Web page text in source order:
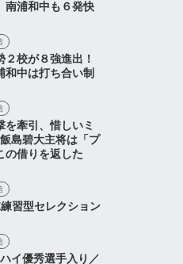
南浦和中も６発快
２校が８強進出！
和中は打ち合い制
を牽引、惜しいミ
島碧大主将は「プ
の借りを返した
習型セレクション
イ優秀選手入り／